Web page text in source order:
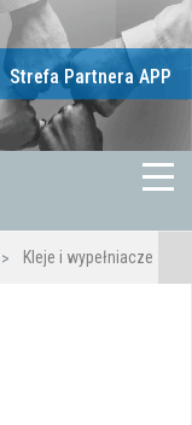
Strefa Partnera APP
Kleje i wypełniacze